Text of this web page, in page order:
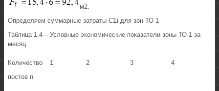
м2.
Определяем суммарные затраты СΣi для зон ТО-1
Таблица 1.4 – Условные экономические показатели зоны ТО-1 за
месяц
Количество
постов n
1 2 3 4